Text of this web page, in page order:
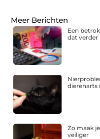
Meer Berichten
Een
dat verder
dierenarts
Zo maak
veiliger